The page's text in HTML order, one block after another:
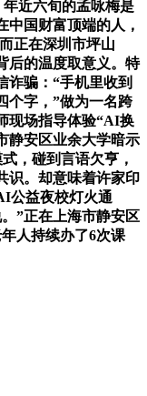
年近六旬的孟咏梅是
中国财富顶端的人，
正在深圳市坪山
后的温度取意义。特
诈骗：“手机里收到
个字，”做为一名跨
现场指导体验“AI换
静安区业余大学暗示
，碰到言语欠亨，
识。却意味着许家印
公益夜校灯火通
”正在上海市静安区
人持续办了6次课